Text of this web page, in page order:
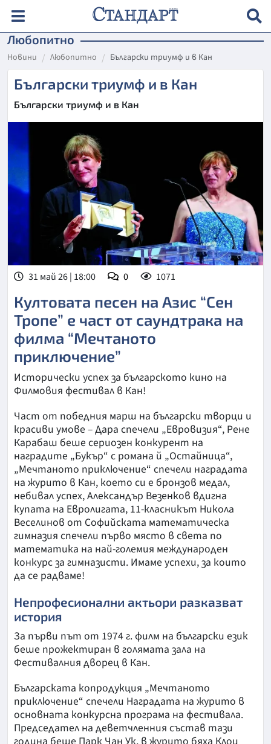
Любопитно
Новини Любопитно Български триумф и в Кан
Български триумф и в Кан
Български триумф и в Кан
31 май 26 | 18:00 0 1071
Култовата песен на Азис “Сен
Тропе” е част от саундтрака на
филма “Мечтаното
приключение”
Исторически успех за българското кино на
Филмовия фестивал в Кан!
Част от победния марш на български творци и
красиви умове – Дара спечели „Евровизия“, Рене
Карабаш беше сериозен конкурент на
наградите „Букър“ с романа й „Остайница“,
„Мечтаното приключение“ спечели наградата
на журито в Кан, което си е бронзов медал,
небивал успех, Александър Везенков вдигна
купата на Евролигата, 11-класникът Никола
Веселинов от Софийската математическа
гимназия спечели първо място в света по
математика на най-големия международен
конкурс за гимназисти. Имаме успехи, за които
да се радваме!
Непрофесионални актьори разказват
история
За първи път от 1974 г. филм на български език
беше прожектиран в голямата зала на
Фестивалния дворец в Кан.
Българската копродукция „Мечтаното
приключение“ спечели Наградата на журито в
основната конкурсна програма на фестивала.
Председател на деветчленния състав тази